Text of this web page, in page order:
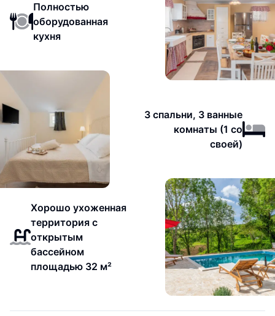
Полностью
оборудованная
кухня
3 спальни, 3 ванные
комнаты (1 со
своей)
Хорошо ухоженная
территория с
открытым
бассейном
площадью 32 м²